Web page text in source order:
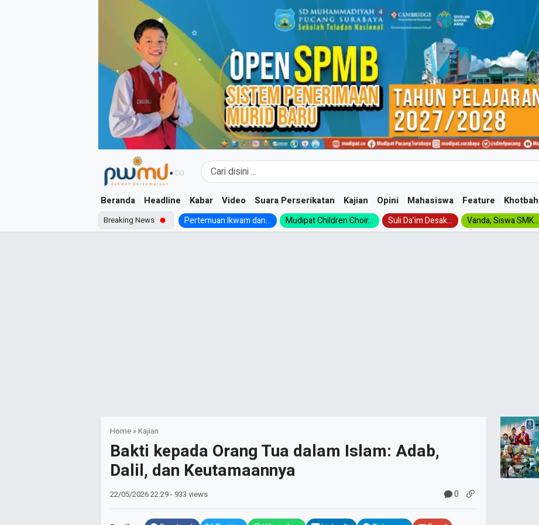
Beranda Headline Kabar Video Suara Perserikatan Kajian Opini Mahasiswa Feature Khotbah
Breaking News Pertemuan Ikwam dan... Mudipat Children Choir... Suli Da’im Desak... Vanda, Siswa SMK...
Home »Kajian
Bakti kepada Orang Tua dalam Islam: Adab,
Dalil, dan Keutamaannya
22/05/202622:29- 933 views 0